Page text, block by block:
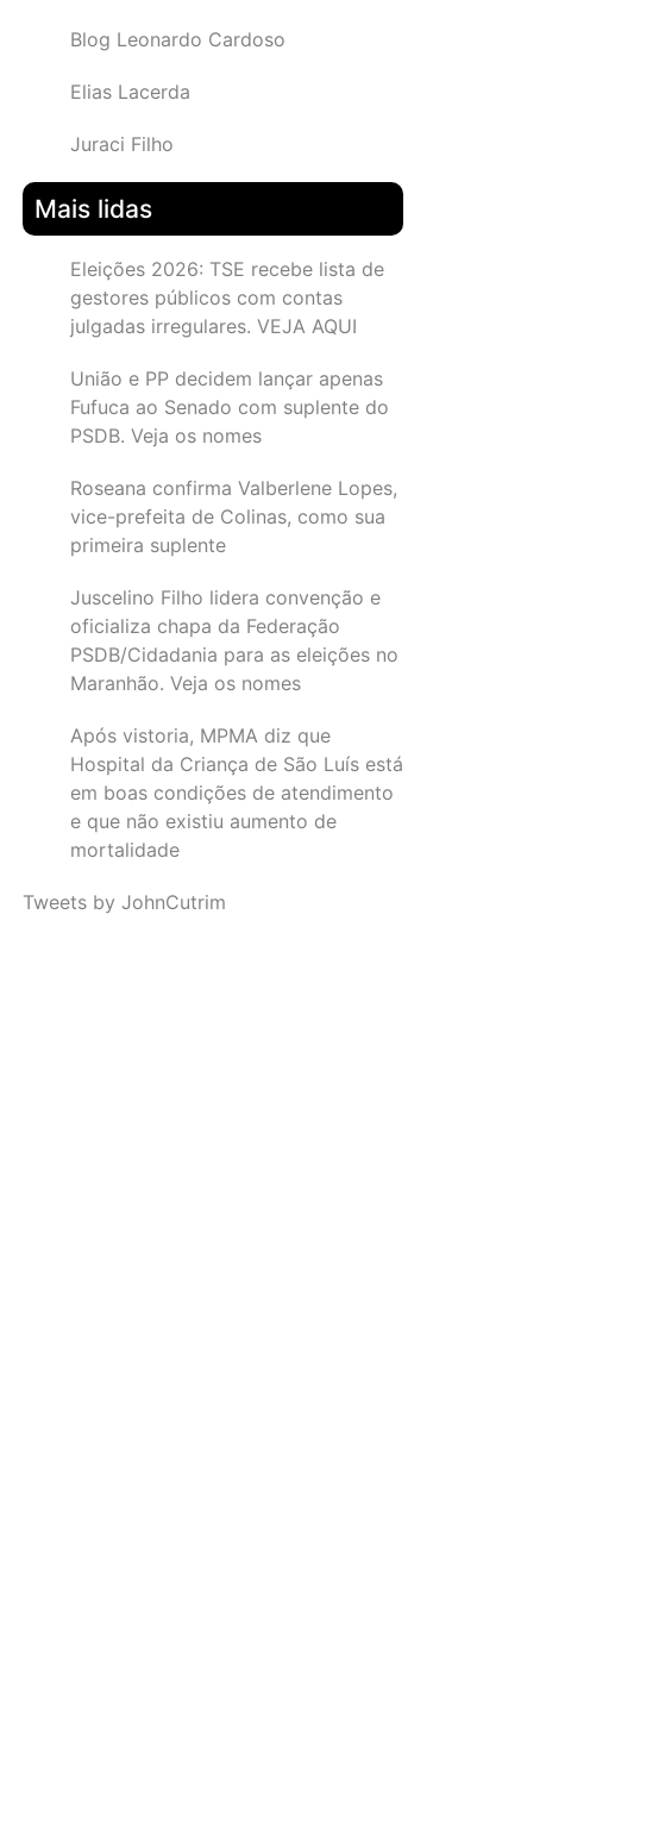
Blog Leonardo Cardoso
Elias Lacerda
Juraci Filho
Mais lidas
Eleições 2026: TSE recebe lista de
gestores públicos com contas
julgadas irregulares. VEJA AQUI
União e PP decidem lançar apenas
Fufuca ao Senado com suplente do
PSDB. Veja os nomes
Roseana confirma Valberlene Lopes,
vice-prefeita de Colinas, como sua
primeira suplente
Juscelino Filho lidera convenção e
oficializa chapa da Federação
PSDB/Cidadania para as eleições no
Maranhão. Veja os nomes
Após vistoria, MPMA diz que
Hospital da Criança de São Luís está
em boas condições de atendimento
e que não existiu aumento de
mortalidade
Tweets by JohnCutrim